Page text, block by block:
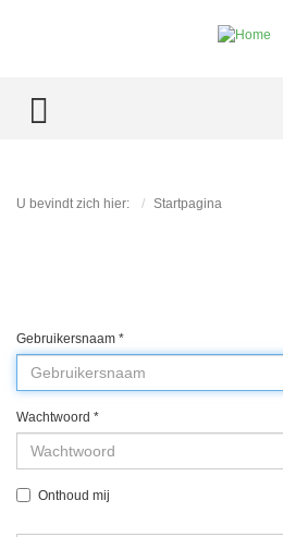
TOGGLE MENU
U bevindt zich hier: Startpagina
Gebruikersnaam *
Wachtwoord *
Onthoud mij